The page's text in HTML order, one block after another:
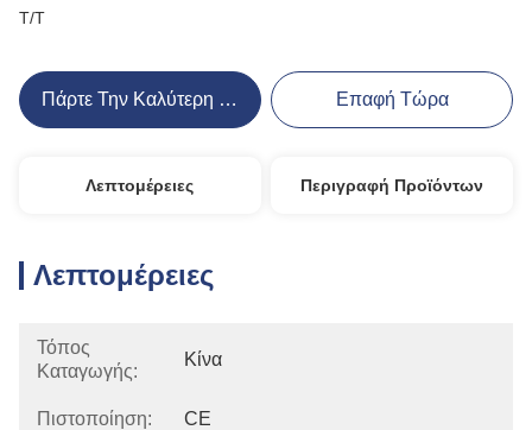
T/T
Πάρτε Την Καλύτερη Τιμή Επαφή Τώρα
Λεπτομέρειες Περιγραφή Προϊόντων
Λεπτομέρειες
Τόπος
Καταγωγής:
Κίνα
Πιστοποίηση: CE